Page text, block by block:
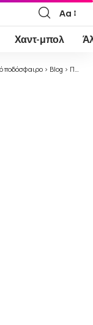
Font
Resizer
Αα
Χαντ-μπολ
ποδόσφαιρο > Blog > Ποδόσφαιρο